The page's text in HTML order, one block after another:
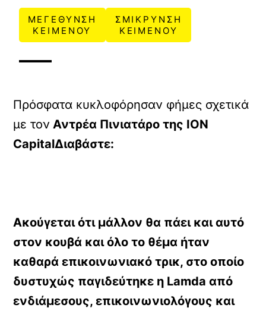
ΜΕΓΕΘΥΝΣΗ
ΚΕΙΜΕΝΟΥ
ΣΜΙΚΡΥΝΣΗ
ΚΕΙΜΕΝΟΥ
Πρόσφατα κυκλοφόρησαν φήμες σχετικά
με τον Αντρέα Πινιατάρο της ΙΟΝ
CapitalΔιαβάστε:
Ακούγεται ότι μάλλον θα πάει και αυτό
στον κουβά και όλο το θέμα ήταν
καθαρά επικοινωνιακό τρικ, στο οποίο
δυστυχώς παγιδεύτηκε η Lamda από
ενδιάμεσους, επικοινωνιολόγους και